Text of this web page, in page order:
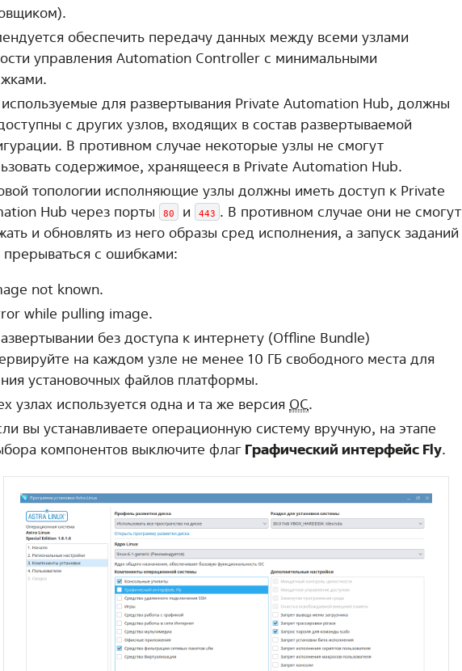
обеспечить передачу данных между всеми узлами
управления Automation Controller с минимальными
для развертывания Private Automation Hub, должны
с других узлов, входящих в состав развертываемой
В противном случае некоторые узлы не смогут
содержимое, хранящееся в Private Automation Hub.
топологии исполняющие узлы должны иметь доступ к Private
Hub через порты
80 и 443
. В противном случае они не смогут
и обновлять из него образы сред исполнения, а запуск заданий
прерываться с ошибками:
not known.
while pulling image.
без доступа к интернету (Offline Bundle)
на каждом узле не менее 10 ГБ свободного места для
установочных файлов платформы.
узлах используется одна и та же версия ОС.
вы устанавливаете операционную систему вручную, на этапе
компонентов выключите флаг Графический интерфейс Fly.